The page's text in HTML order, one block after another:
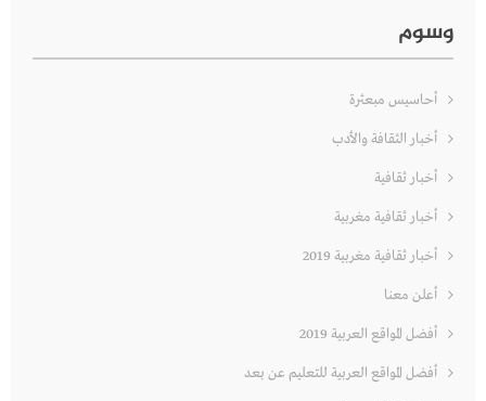
وسوم
أحاسيس مبعثرة
أخبار الثقافة والأدب
أخبار ثقافية
أخبار ثقافية مغربية
أخبار ثقافية مغربية 2019
أعلن معنا
أفضل المواقع العربية 2019
أفضل المواقع العربية للتعليم عن بعد